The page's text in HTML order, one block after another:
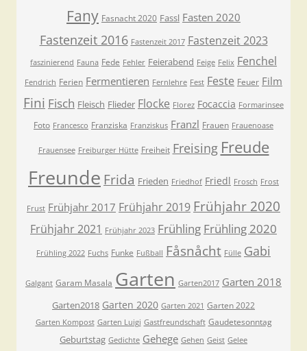
Fany Fasnacht 2020 Fassl Fasten 2020
Fastenzeit 2016 Fastenzeit 2017 Fastenzeit 2023
faszinierend Fauna Fede Fehler Feierabend Feige Felix Fenchel
Fendrich Ferien Fermentieren Fernlehre Fest Feste Feuer Film
Fini Fisch Fleisch Flieder Flocke Florez Focaccia Formarinsee
Foto Francesco Franziska Franziskus Franzl Frauen Frauenoase
Frauensee Freiburger Hütte Freiheit Freising Freude
Freunde Frida Frieden Friedhof Friedl Frosch Frost
Frust Frühjahr 2017 Frühjahr 2019 Frühjahr 2020
Frühjahr 2021 Frühjahr 2023 Frühling Frühling 2020
Frühling 2022 Fuchs Funke Fußball Fåsnåcht Fülle Gabi
Galgant Garam Masala Garten Garten2017 Garten 2018
Garten2018 Garten 2020 Garten 2021 Garten 2022
Garten Kompost Garten Luigi Gastfreundschaft Gaudetesonntag
Geburtstag Gedichte Gehege Gehen Geist Gelee